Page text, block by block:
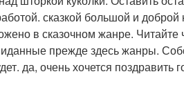
сказкой большой и
в сказочном жанре. Читайте
прежде здесь жанры.
да, очень хочется поздравить